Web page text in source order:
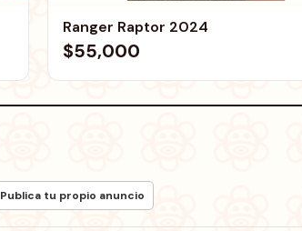
Ranger Raptor 2024
$55,000
Publica tu propio anuncio